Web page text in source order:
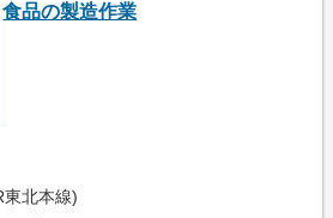
食品の製造作業
北本線)